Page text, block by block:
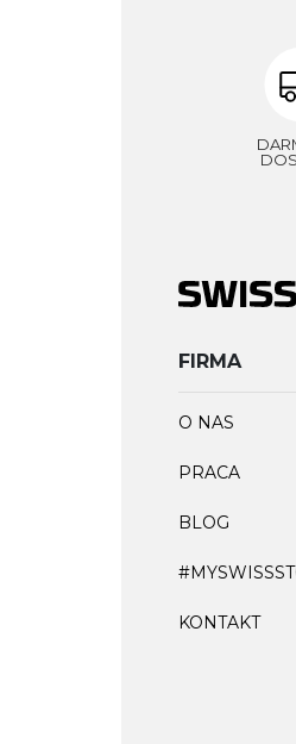
FIRMA
O NAS
PRACA
BLOG
KONTAKT